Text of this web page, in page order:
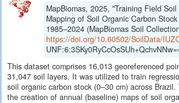
MapBiomas, 2025, "Training Field
Mapping of Soil Organic Carbon
1985–2024 (MapBiomas Soil
https://doi.org/10.60502/SoilData/
This dataset comprises 16,013 georeferenced
31,047 soil layers. It was utilized to train
soil organic carbon stock (0–30 cm) across
the creation of annual (baseline) maps of soil